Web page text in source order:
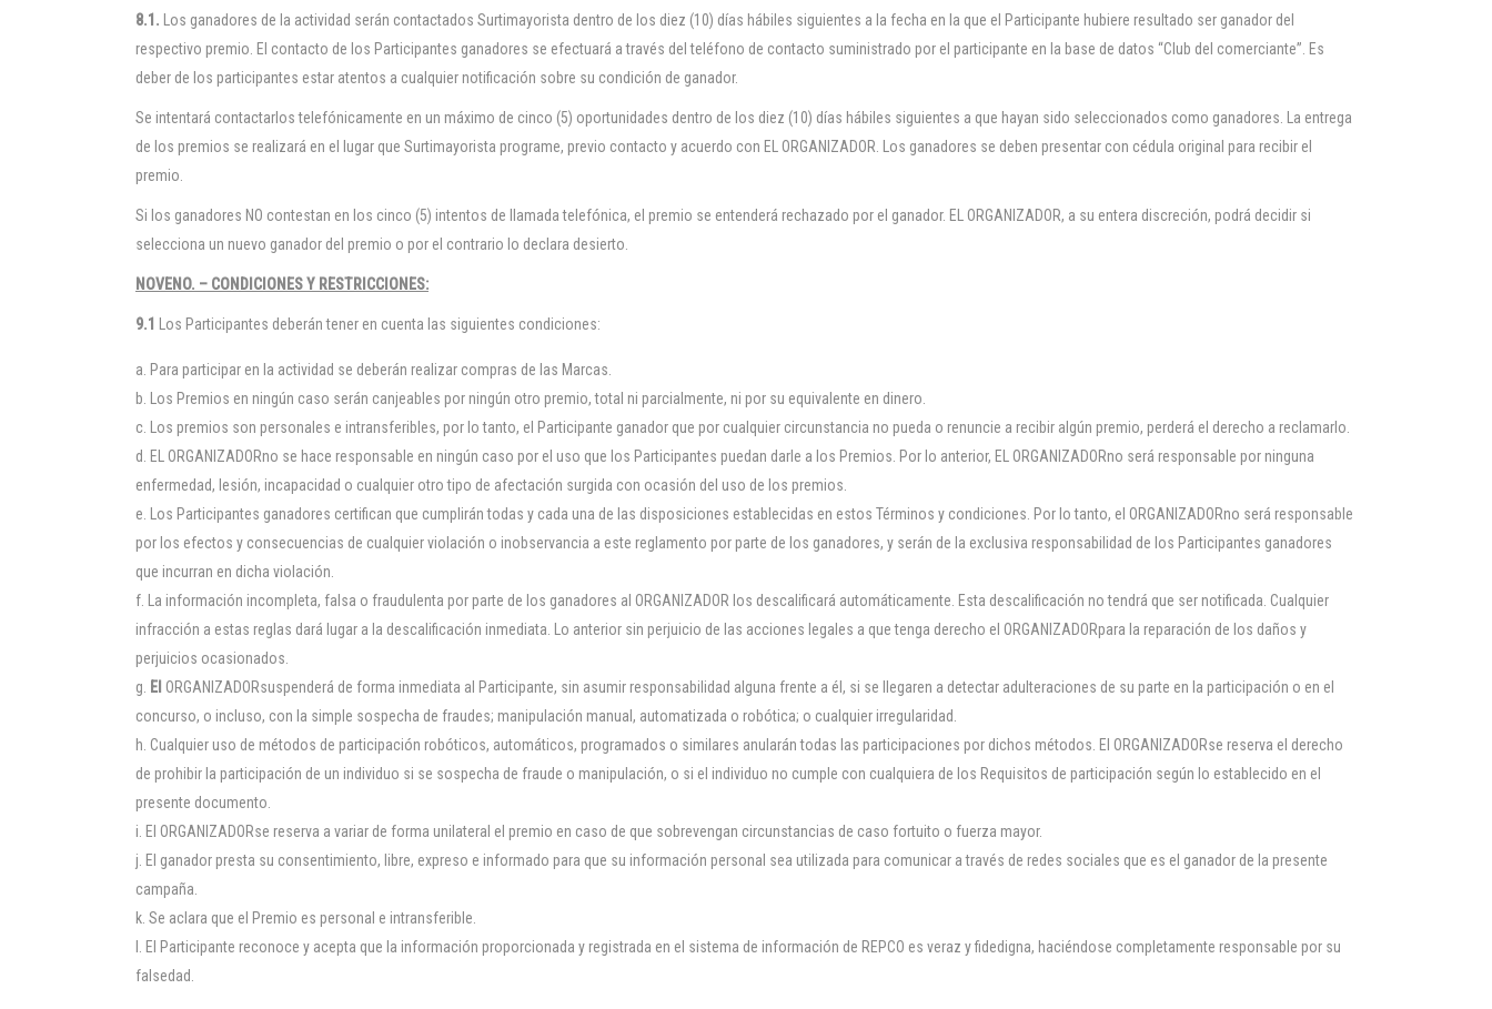
8.1. Los ganadores de la actividad serán contactados Surtimayorista dentro de los diez (10) días hábiles siguientes a la fecha en la que el Participante hubiere resultado ser ganador del
respectivo premio. El contacto de los Participantes ganadores se efectuará a través del teléfono de contacto suministrado por el participante en la base de datos “Club del comerciante”. Es
deber de los participantes estar atentos a cualquier notificación sobre su condición de ganador.
Se intentará contactarlos telefónicamente en un máximo de cinco (5) oportunidades dentro de los diez (10) días hábiles siguientes a que hayan sido seleccionados como ganadores. La entrega
de los premios se realizará en el lugar que Surtimayorista programe, previo contacto y acuerdo con EL ORGANIZADOR. Los ganadores se deben presentar con cédula original para recibir el
premio.
Si los ganadores NO contestan en los cinco (5) intentos de llamada telefónica, el premio se entenderá rechazado por el ganador. EL ORGANIZADOR, a su entera discreción, podrá decidir si
selecciona un nuevo ganador del premio o por el contrario lo declara desierto.
NOVENO. – CONDICIONES Y RESTRICCIONES:
9.1 Los Participantes deberán tener en cuenta las siguientes condiciones:
Para participar en la actividad se deberán realizar compras de las Marcas.
Los Premios en ningún caso serán canjeables por ningún otro premio, total ni parcialmente, ni por su equivalente en dinero.
Los premios son personales e intransferibles, por lo tanto, el Participante ganador que por cualquier circunstancia no pueda o renuncie a recibir algún premio, perderá el derecho a reclamarlo.
EL ORGANIZADORno se hace responsable en ningún caso por el uso que los Participantes puedan darle a los Premios. Por lo anterior, EL ORGANIZADORno será responsable por ninguna
enfermedad, lesión, incapacidad o cualquier otro tipo de afectación surgida con ocasión del uso de los premios.
Los Participantes ganadores certifican que cumplirán todas y cada una de las disposiciones establecidas en estos Términos y condiciones. Por lo tanto, el ORGANIZADORno será responsable
por los efectos y consecuencias de cualquier violación o inobservancia a este reglamento por parte de los ganadores, y serán de la exclusiva responsabilidad de los Participantes ganadores
que incurran en dicha violación.
La información incompleta, falsa o fraudulenta por parte de los ganadores al ORGANIZADOR los descalificará automáticamente. Esta descalificación no tendrá que ser notificada. Cualquier
infracción a estas reglas dará lugar a la descalificación inmediata. Lo anterior sin perjuicio de las acciones legales a que tenga derecho el ORGANIZADORpara la reparación de los daños y
perjuicios ocasionados.
El ORGANIZADORsuspenderá de forma inmediata al Participante, sin asumir responsabilidad alguna frente a él, si se llegaren a detectar adulteraciones de su parte en la participación o en el
concurso, o incluso, con la simple sospecha de fraudes; manipulación manual, automatizada o robótica; o cualquier irregularidad.
Cualquier uso de métodos de participación robóticos, automáticos, programados o similares anularán todas las participaciones por dichos métodos. El ORGANIZADORse reserva el derecho
de prohibir la participación de un individuo si se sospecha de fraude o manipulación, o si el individuo no cumple con cualquiera de los Requisitos de participación según lo establecido en el
presente documento.
El ORGANIZADORse reserva a variar de forma unilateral el premio en caso de que sobrevengan circunstancias de caso fortuito o fuerza mayor.
El ganador presta su consentimiento, libre, expreso e informado para que su información personal sea utilizada para comunicar a través de redes sociales que es el ganador de la presente
campaña.
Se aclara que el Premio es personal e intransferible.
El Participante reconoce y acepta que la información proporcionada y registrada en el sistema de información de REPCO es veraz y fidedigna, haciéndose completamente responsable por su
falsedad.